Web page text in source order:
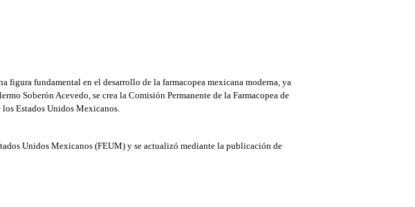
fundamental en el desarrollo de la farmacopea mexicana moderna, ya
Soberón Acevedo, se crea la Comisión Permanente de la Farmacopea de
Estados Unidos Mexicanos.
Unidos Mexicanos (FEUM) y se actualizó mediante la publicación de